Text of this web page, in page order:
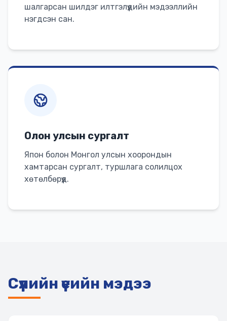
шалгарсан шилдэг илтгэлүүдийн мэдээллийн
нэгдсэн сан.
Олон улсын сургалт
Япон болон Монгол улсын хоорондын
хамтарсан сургалт, туршлага солилцох
хөтөлбөрүүд.
Сүүлийн үеийн мэдээ